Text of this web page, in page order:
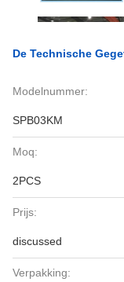
De Technische
Modelnummer:
SPB03KM
Moq:
2PCS
Prijs:
discussed
Verpakking: